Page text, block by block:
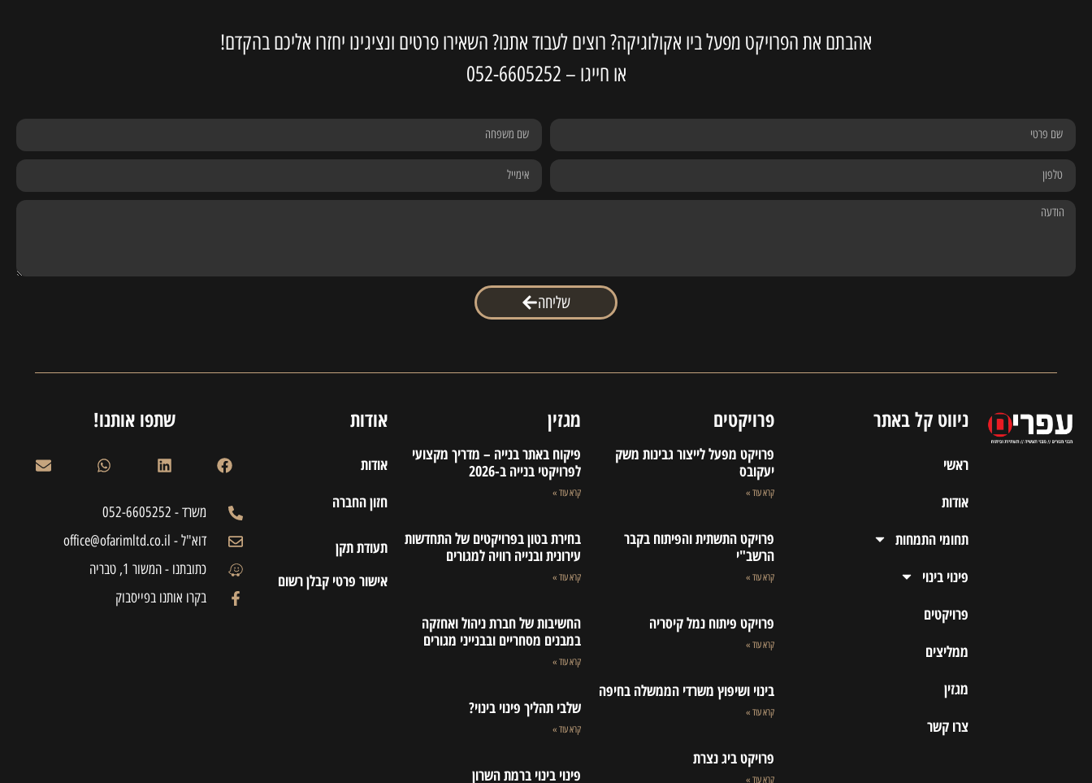
אהבתם את הפרויקט מפעל ביו אקולוגיקה? רוצים לעבוד אתנו? השאירו פרטים ונציגינו יחזרו אליכם בהקדם!
או חייגו – 052-6605252
שליחה
ניווט קל באתר
ראשי
אודות
תחומי התמחות
פינוי בינוי
פרויקטים
ממליצים
מגזין
צרו קשר
פרויקטים
פרויקט מפעל לייצור גבינות משק
יעקובס
קרא עוד »
פרויקט התשתית והפיתוח בקבר
הרשב"י
קרא עוד »
פרויקט פיתוח נמל קיסריה
קרא עוד »
בינוי ושיפוץ משרדי הממשלה בחיפה
קרא עוד »
פרויקט ביג נצרת
קרא עוד »
מגזין
פיקוח באתר בנייה – מדריך מקצועי
לפרויקטי בנייה ב-2026
קרא עוד »
בחירת בטון בפרויקטים של התחדשות
עירונית ובנייה רוויה למגורים
קרא עוד »
החשיבות של חברת ניהול ואחזקה
במבנים מסחריים ובבנייני מגורים
קרא עוד »
שלבי תהליך פינוי בינוי?
קרא עוד »
פינוי בינוי ברמת השרון
אודות
אודות
חזון החברה
תעודת תקן
אישור פרטי קבלן רשום
שתפו אותנו!
משרד - 052-6605252
דוא"ל - office@ofarimltd.co.il
כתובתנו - המשור 1, טבריה
בקרו אותנו בפייסבוק